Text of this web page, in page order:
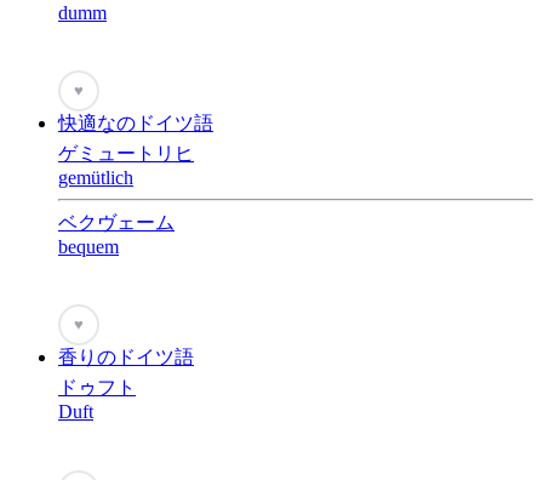
dumm
♥
快適なのドイツ語
ゲミュートリヒ
gemütlich
ベクヴェーム
bequem
♥
香りのドイツ語
ドゥフト
Duft